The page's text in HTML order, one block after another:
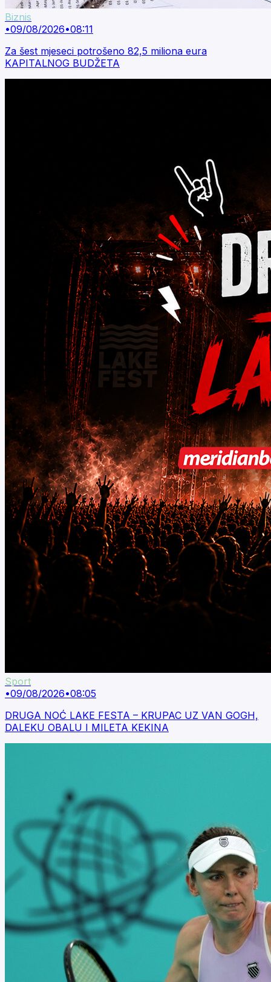
Biznis
•09/08/2026•08:11
Za šest mjeseci potrošeno 82,5 miliona eura
KAPITALNOG BUDŽETA
Sport
•09/08/2026•08:05
DRUGA NOĆ LAKE FESTA – KRUPAC UZ VAN GOGH,
DALEKU OBALU I MILETA KEKINA